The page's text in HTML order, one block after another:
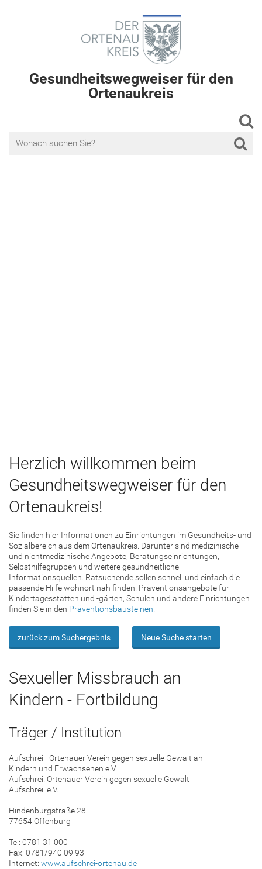
Gesundheitswegweiser für den
Ortenaukreis
Herzlich willkommen beim
Gesundheitswegweiser für den
Ortenaukreis!
Sie finden hier Informationen zu Einrichtungen im Gesundheits- und
Sozialbereich aus dem Ortenaukreis. Darunter sind medizinische
und nichtmedizinische Angebote, Beratungseinrichtungen,
Selbsthilfegruppen und weitere gesundheitliche
Informationsquellen. Ratsuchende sollen schnell und einfach die
passende Hilfe wohnort nah finden. Präventionsangebote für
Kindertagesstätten und -gärten, Schulen und andere Einrichtungen
finden Sie in den Präventionsbausteinen
zurück zum Suchergebnis Neue Suche starten
Sexueller Missbrauch an
Kindern - Fortbildung
Träger / Institution
Aufschrei - Ortenauer Verein gegen sexuelle Gewalt an
Kindern und Erwachsenen e.V.
Aufschrei! Ortenauer Verein gegen sexuelle Gewalt
Aufschrei! e.V.
Hindenburgstraße 28
77654 Offenburg
Tel: 0781 31 000
Fax: 0781/940 09 93
Internet: www.aufschrei-ortenau.de